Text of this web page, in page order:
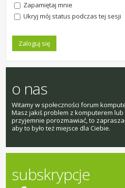
Zapamiętaj mnie
Ukryj mój status podczas tej sesji
o nas
Witamy w społeczności forum
Masz jakiś problem z komputerem
przyjemnie porozmawiać, to
aby to było też miejsce dla Ciebie.
subskrypcje